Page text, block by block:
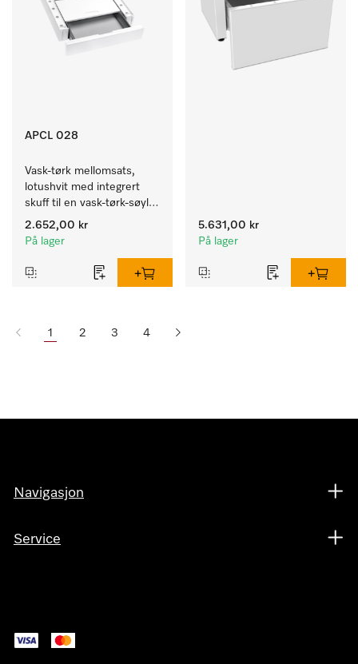
APCL 028
Vask-tørk mellomsats,
lotushvit med integrert
skuff til en vask-tørk-søyle
med ergonomisk riktig
arbeidshøyde.
2.652,00 kr
På lager
5.631,00 kr
På lager
1 2 3 4
Navigasjon
Service